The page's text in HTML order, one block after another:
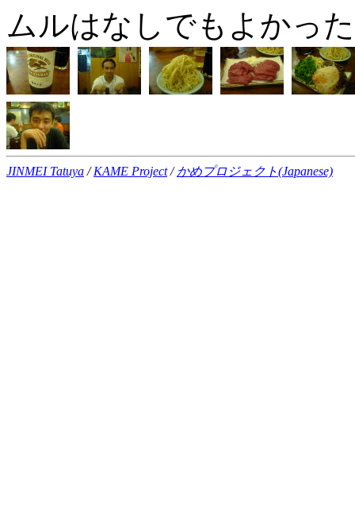
ムルはなしでもよかっ
JINMEI Tatuya /KAME Project/ かめプロジェクト(Japanese)